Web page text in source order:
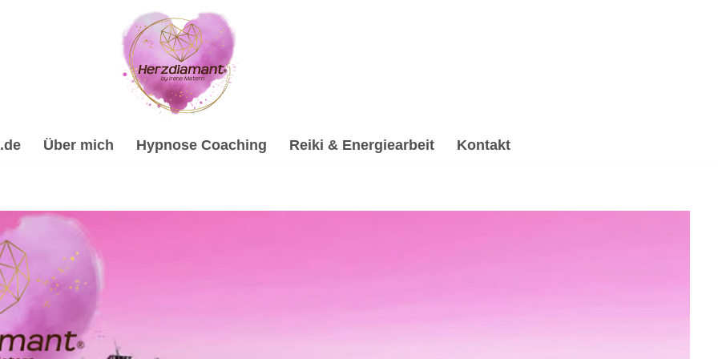
Über mich Hypnose Coaching Reiki & Energiearbeit Kontakt
Spirituelle Trauerverarbeitung & Trauerhilfe, Energiearbeit & Reiki, Psychologische Beratung,
& Trauerhilfe, ✔️ Reiki & Energiearbeit, ✔️ Hypnose, ✔️ Psychologische Beratung oder ✔️ Spirituelles
Coach & psychologische Beraterin für 63931 Kirchzell. Nutze meine Erfahrung ✉.